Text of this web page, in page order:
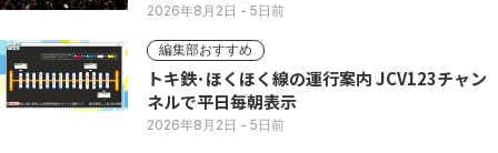
2026年8月2日 - 5日前
編集部おすすめ
トキ鉄･ほくほく線の運行案内 JCV123チャン
ネルで平日毎朝表示
2026年8月2日 - 5日前